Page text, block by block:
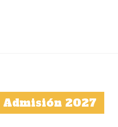
Admisión 2027